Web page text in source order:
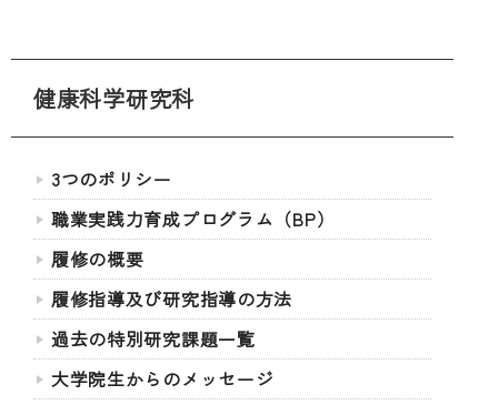
健康科学研究科
3つのポリシー
職業実践力育成プログラム（BP）
履修の概要
履修指導及び研究指導の方法
過去の特別研究課題一覧
大学院生からのメッセージ